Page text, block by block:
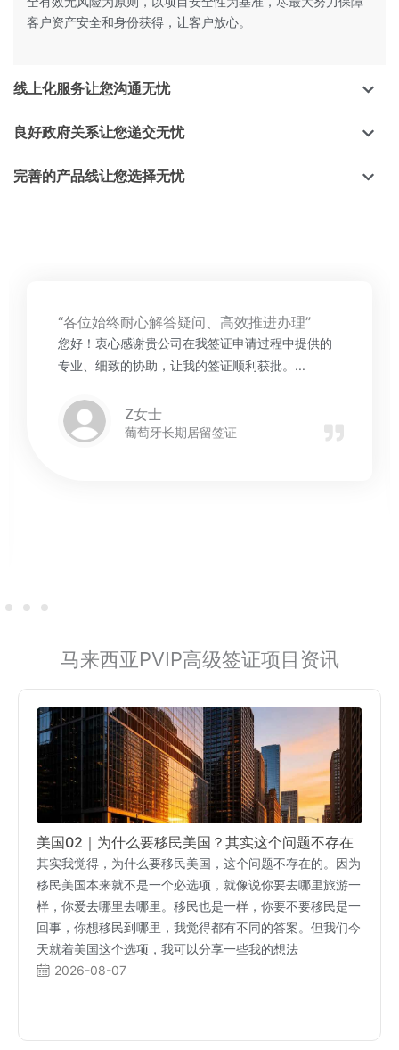
客户资产安全和身份获得，让客户放心。
线上化服务让您沟通无忧
良好政府关系让您递交无忧
完善的产品线让您选择无忧
“各位始终耐心解答疑问、高效推进办理”
您好！衷心感谢贵公司在我签证申请过程中提供的
专业、细致的协助，让我的签证顺利获批。...
Z女士
葡萄牙长期居留签证
马来西亚PVIP高级签证项目资讯
美国02｜为什么要移民美国？其实这个问题不存在
其实我觉得，为什么要移民美国，这个问题不存在的。因为
移民美国本来就不是一个必选项，就像说你要去哪里旅游一
样，你爱去哪里去哪里。移民也是一样，你要不要移民是一
回事，你想移民到哪里，我觉得都有不同的答案。但我们今
天就着美国这个选项，我可以分享一些我的想法
2026-08-07